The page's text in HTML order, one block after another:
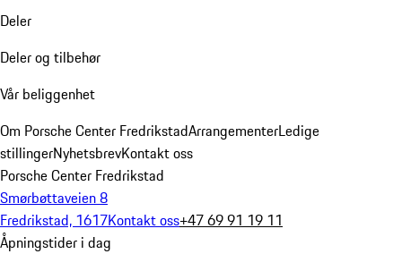
Deler
Deler og tilbehør
Vår beliggenhet
Om Porsche Center FredrikstadArrangementerLedige
stillingerNyhetsbrevKontakt oss
Porsche Center Fredrikstad
Smørbøttaveien 8
Fredrikstad, 1617Kontakt oss+47 69 91 19 11
Åpningstider i dag